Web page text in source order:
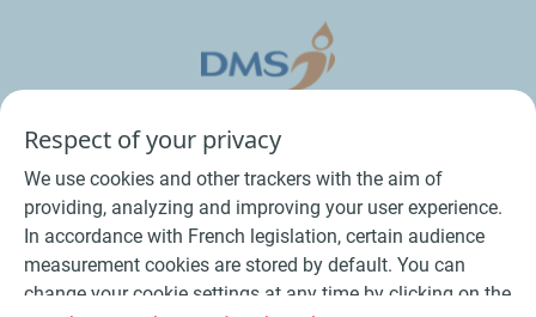
Respect of your privacy
We use cookies and other trackers with the aim of
providing, analyzing and improving your user experience.
In accordance with French legislation, certain audience
measurement cookies are stored by default. You can
change your cookie settings at any time by clicking on the